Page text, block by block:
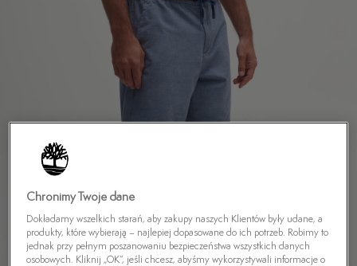
Chronimy Twoje dane
Dokładamy wszelkich starań, aby zakupy naszych Klientów były udane, a
produkty, które wybierają – najlepiej dopasowane do ich potrzeb. Robimy to
jednak przy pełnym poszanowaniu bezpieczeństwa wszystkich danych
osobowych. Kliknij „OK”, jeśli chcesz, abyśmy wykorzystywali informacje o